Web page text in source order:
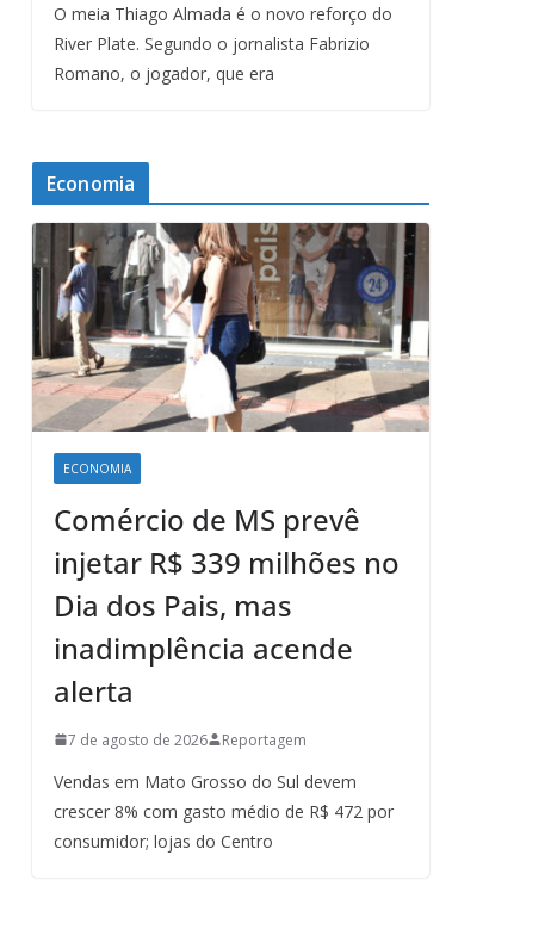
O meia Thiago Almada é o novo reforço do
River Plate. Segundo o jornalista Fabrizio
Romano, o jogador, que era
Economia
ECONOMIA
Comércio de MS prevê
injetar R$ 339 milhões no
Dia dos Pais, mas
inadimplência acende
alerta
7 de agosto de 2026 Reportagem
Vendas em Mato Grosso do Sul devem
crescer 8% com gasto médio de R$ 472 por
consumidor; lojas do Centro